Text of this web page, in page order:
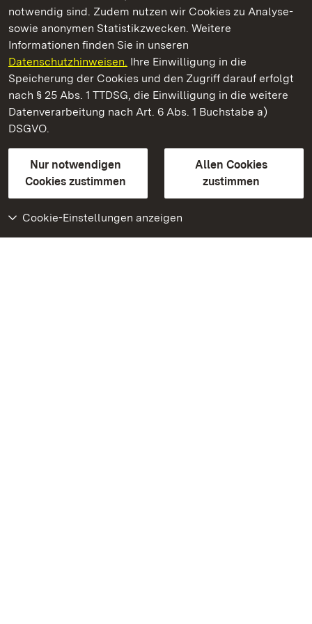
notwendig sind. Zudem nutzen wir Cookies zu Analyse-
sowie anonymen Statistikzwecken. Weitere
Informationen finden Sie in unseren
Datenschutzhinweisen. Ihre Einwilligung in die
Speicherung der Cookies und den Zugriff darauf erfolgt
nach § 25 Abs. 1 TTDSG, die Einwilligung in die weitere
Datenverarbeitung nach Art. 6 Abs. 1 Buchstabe a)
DSGVO.
Nur notwendigen
Cookies zustimmen
Allen Cookies
zustimmen
Cookie-Einstellungen anzeigen
Schloss Solitude
Staatliche Schlösser und Gärten Baden-Württemberg
Kontakt
GebärdenspracheLeichte Sprache
Erklärung zur Barrierefreiheit
BITV-konform (geprüfte Seiten)
Weiteres